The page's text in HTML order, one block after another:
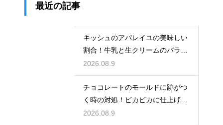
最近の記事
キッシュのアパレイユの美味しい
割合！牛乳と生クリームのバラン
スで味が決まる
2026.08.9
チョコレートのモールドに跡がつ
く時の対処！ピカピカに仕上げる
ための秘策
2026.08.9